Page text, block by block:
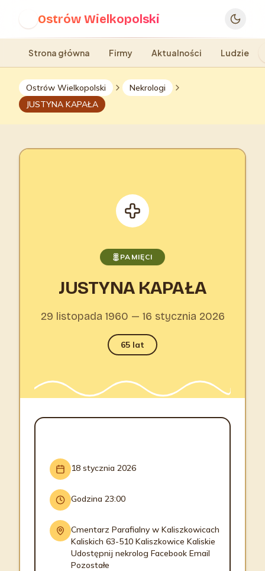
Ostrów Wielkopolski
Strona główna Firmy Aktualności Ludzie
Ostrów Wielkopolski
Nekrologi
JUSTYNA KAPAŁA
PAMIĘCI
JUSTYNA KAPAŁA
29 listopada 1960 — 16 stycznia 2026
65 lat
18 stycznia 2026
Godzina 23:00
Cmentarz Parafialny w Kaliszkowicach
Kaliskich 63-510 Kaliszkowice Kaliskie
Udostępnij nekrolog Facebook Email
Pozostałe